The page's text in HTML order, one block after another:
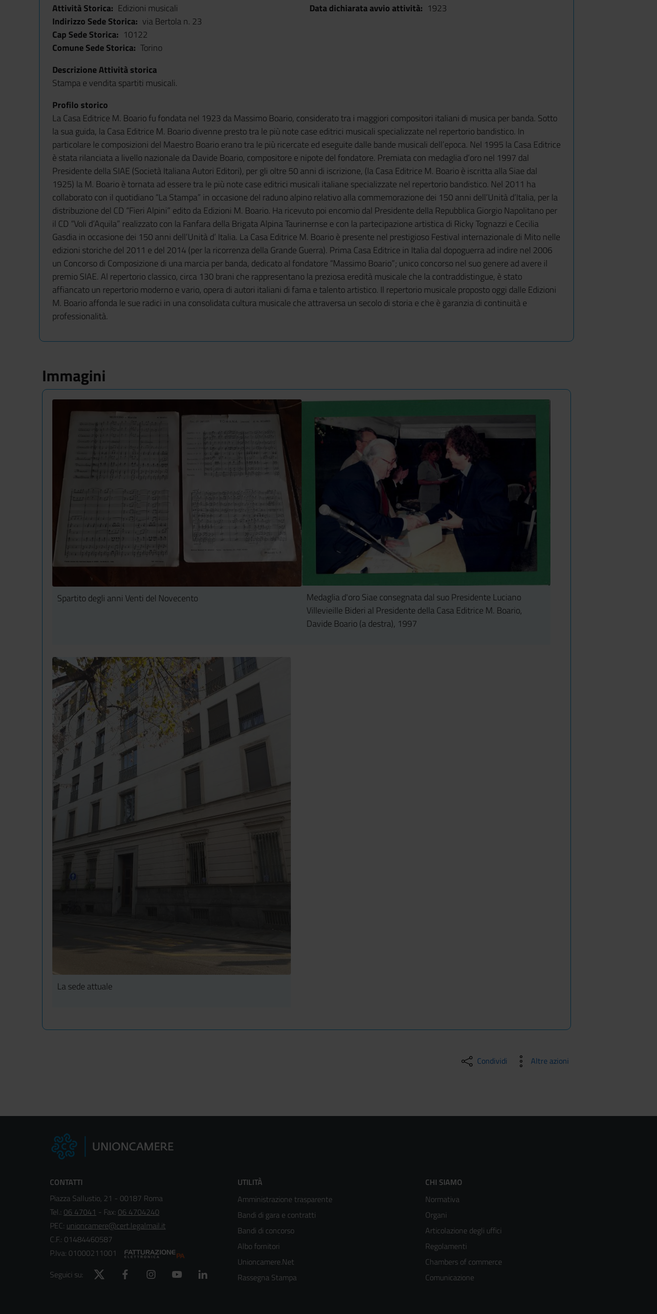
Attività Storica Edizioni musicali
Indirizzo Sede Storica via Bertola n. 23
Cap Sede Storica 10122
Comune Sede Storica Torino
Data dichiarata avvio attività 1923
Descrizione Attività storica
Stampa e vendita spartiti musicali.
Profilo storico
La Casa Editrice M. Boario fu fondata nel 1923 da Massimo Boario, considerato tra i maggiori compositori italiani di musica per banda. Sotto
la sua guida, la Casa Editrice M. Boario divenne presto tra le più note case editrici musicali specializzate nel repertorio bandistico. In
particolare le composizioni del Maestro Boario erano tra le più ricercate ed eseguite dalle bande musicali dell’epoca. Nel 1995 la Casa Editrice
è stata rilanciata a livello nazionale da Davide Boario, compositore e nipote del fondatore. Premiata con medaglia d’oro nel 1997 dal
Presidente della SIAE (Società Italiana Autori Editori), per gli oltre 50 anni di iscrizione, (la Casa Editrice M. Boario è iscritta alla Siae dal
1925) la M. Boario è tornata ad essere tra le più note case editrici musicali italiane specializzate nel repertorio bandistico. Nel 2011 ha
collaborato con il quotidiano “La Stampa” in occasione del raduno alpino relativo alla commemorazione dei 150 anni dell’Unità d’Italia, per la
distribuzione del CD “Fieri Alpini” edito da Edizioni M. Boario. Ha ricevuto poi encomio dal Presidente della Repubblica Giorgio Napolitano per
il CD “Voli d’Aquila” realizzato con la Fanfara della Brigata Alpina Taurinernse e con la partecipazione artistica di Ricky Tognazzi e Cecilia
Gasdia in occasione dei 150 anni dell’Unità d’ Italia. La Casa Editrice M. Boario è presente nel prestigioso Festival internazionale di Mito nelle
edizioni storiche del 2011 e del 2014 (per la ricorrenza della Grande Guerra). Prima Casa Editrice in Italia dal dopoguerra ad indire nel 2006
un Concorso di Composizione di una marcia per banda, dedicato al fondatore “Massimo Boario”; unico concorso nel suo genere ad avere il
premio SIAE. Al repertorio classico, circa 130 brani che rappresentano la preziosa eredità musicale che la contraddistingue, è stato
affiancato un repertorio moderno e vario, opera di autori italiani di fama e talento artistico. Il repertorio musicale proposto oggi dalle Edizioni
M. Boario affonda le sue radici in una consolidata cultura musicale che attraversa un secolo di storia e che è garanzia di continuità e
professionalità.
Immagini
Spartito degli anni Venti del Novecento
Medaglia d'oro Siae consegnata dal suo Presidente Luciano
Villevieille Bideri al Presidente della Casa Editrice M. Boario,
Davide Boario (a destra), 1997
La sede attuale
Condividi Altre azioni
CONTATTI
Piazza Sallustio, 21 - 00187 Roma
Tel.: 06 47041 - Fax: 06 4704240
PEC: unioncamere@cert.legalmail.it
C.F.: 01484460587
P.Iva: 01000211001
Seguici su:
Twitter Facebook Instagram YouTube
Footer
menù
colonna
2
UTILITÀ
Amministrazione trasparente
Bandi di gara e contratti
Bandi di concorso
Albo fornitori
Unioncamere.Net
Rassegna Stampa
Footer
menù
colonna
3
CHI SIAMO
Normativa
Organi
Articolazione degli uffici
Regolamenti
Chambers of commerce
Comunicazione